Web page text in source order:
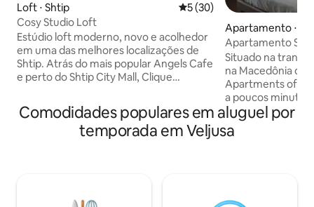
Loft ⋅ Shtip 5 de uma avaliação média
5 (30)
Cosy Studio Loft
Estúdio loft moderno, novo e acolhedor
em uma das melhores localizações de
Shtip. Atrás do mais popular Angels Cafe
e perto do Shtip City Mall, Clique
min. a pé da estação de ônibus de Shtip e
a 10 min. a pé do centro da cidade
Equipado com um espaço de trabalho
aeroporto também está disponível Você
Apartamento ⋅
Apartamento
Situado na
na Macedônia do
Apartments
a poucos
Cercados pela
por sua
novos
para o jardim,
Comodidades populares em aluguel por
temporada em Veljusa